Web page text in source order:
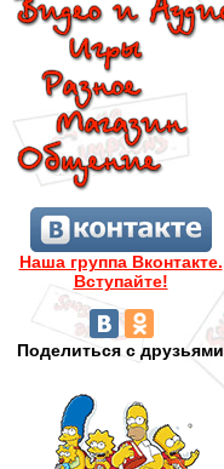
Наша группа Вконтакте.
Вступайте!
Поделиться с друзьями